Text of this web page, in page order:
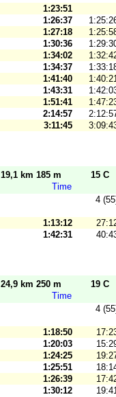
1:23:51
1:26:37
1:27:18
1:30:36
1:34:02
1:34:37
1:41:40
1:43:31
1:51:41
2:14:57
3:11:45
19,1 km 185 m
15 C
Time
4
1:13:12
1:42:31
24,9 km 250 m
19 C
Time
4
1:18:50
1:20:03
1:24:25
1:25:51
1:26:39
1:30:12